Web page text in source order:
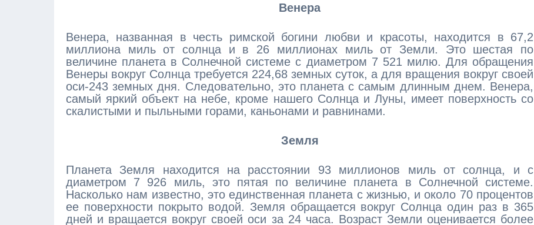
Венера
Венера, названная в честь римской богини любви и красоты, находится в 67,2
миллиона миль от солнца и в 26 миллионах миль от Земли. Это шестая по
величине планета в Солнечной системе с диаметром 7 521 милю. Для обращения
Венеры вокруг Солнца требуется 224,68 земных суток, а для вращения вокруг своей
оси-243 земных дня. Следовательно, это планета с самым длинным днем. Венера,
самый яркий объект на небе, кроме нашего Солнца и Луны, имеет поверхность со
скалистыми и пыльными горами, каньонами и равнинами.
Земля
Планета Земля находится на расстоянии 93 миллионов миль от солнца, и с
диаметром 7 926 миль, это пятая по величине планета в Солнечной системе.
Насколько нам известно, это единственная планета с жизнью, и около 70 процентов
ее поверхности покрыто водой. Земля обращается вокруг Солнца один раз в 365
дней и вращается вокруг своей оси за 24 часа. Возраст Земли оценивается более